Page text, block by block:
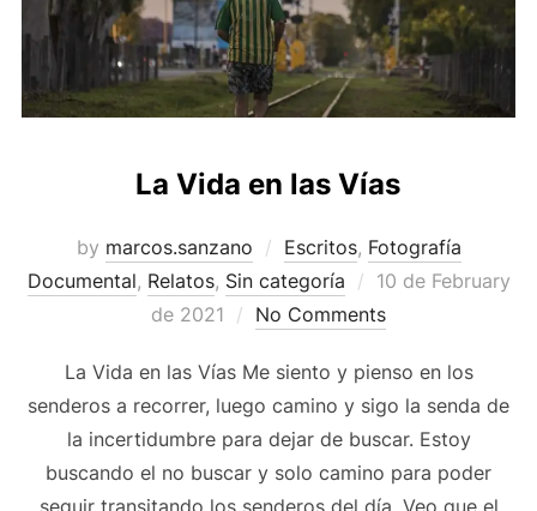
La Vida en las Vías
by marcos.sanzano Escritos, Fotografía
Documental, Relatos, Sin categoría
10 de February
de 2021
No Comments
La Vida en las Vías Me siento y pienso en los
senderos a recorrer, luego camino y sigo la senda de
la incertidumbre para dejar de buscar. Estoy
buscando el no buscar y solo camino para poder
seguir transitando los senderos del día. Veo que el